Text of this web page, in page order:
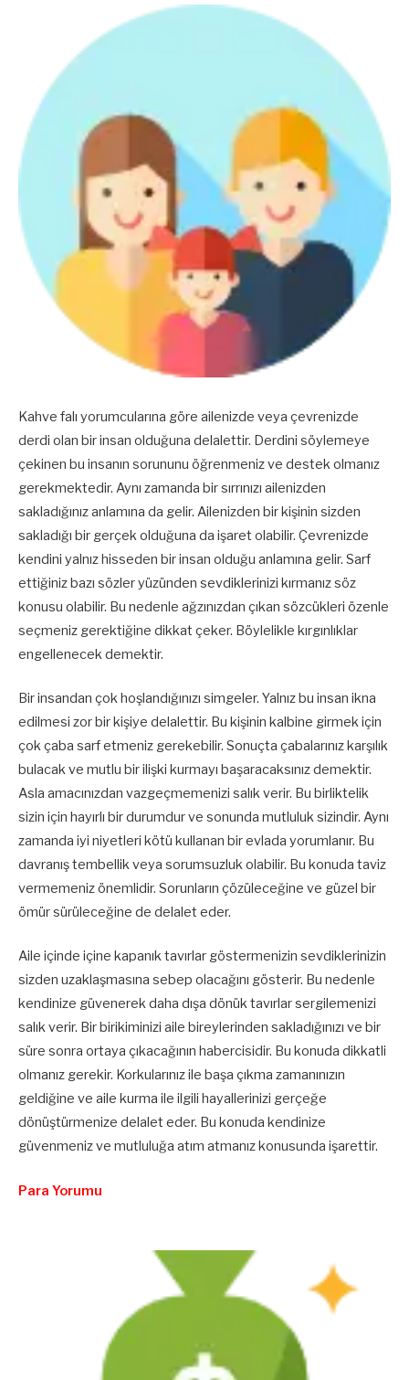
Kahve falı yorumcularına göre ailenizde veya çevrenizde
derdi olan bir insan olduğuna delalettir. Derdini söylemeye
çekinen bu insanın sorununu öğrenmeniz ve destek olmanız
gerekmektedir. Aynı zamanda bir sırrınızı ailenizden
sakladığınız anlamına da gelir. Ailenizden bir kişinin sizden
sakladığı bir gerçek olduğuna da işaret olabilir. Çevrenizde
kendini yalnız hisseden bir insan olduğu anlamına gelir. Sarf
ettiğiniz bazı sözler yüzünden sevdiklerinizi kırmanız söz
konusu olabilir. Bu nedenle ağzınızdan çıkan sözcükleri özenle
seçmeniz gerektiğine dikkat çeker. Böylelikle kırgınlıklar
engellenecek demektir.
Bir insandan çok hoşlandığınızı simgeler. Yalnız bu insan ikna
edilmesi zor bir kişiye delalettir. Bu kişinin kalbine girmek için
çok çaba sarf etmeniz gerekebilir. Sonuçta çabalarınız karşılık
bulacak ve mutlu bir ilişki kurmayı başaracaksınız demektir.
Asla amacınızdan vazgeçmemenizi salık verir. Bu birliktelik
sizin için hayırlı bir durumdur ve sonunda mutluluk sizindir. Aynı
zamanda iyi niyetleri kötü kullanan bir evlada yorumlanır. Bu
davranış tembellik veya sorumsuzluk olabilir. Bu konuda taviz
vermemeniz önemlidir. Sorunların çözüleceğine ve güzel bir
ömür sürüleceğine de delalet eder.
Aile içinde içine kapanık tavırlar göstermenizin sevdiklerinizin
sizden uzaklaşmasına sebep olacağını gösterir. Bu nedenle
kendinize güvenerek daha dışa dönük tavırlar sergilemenizi
salık verir. Bir birikiminizi aile bireylerinden sakladığınızı ve bir
süre sonra ortaya çıkacağının habercisidir. Bu konuda dikkatli
olmanız gerekir. Korkularınız ile başa çıkma zamanınızın
geldiğine ve aile kurma ile ilgili hayallerinizi gerçeğe
dönüştürmenize delalet eder. Bu konuda kendinize
güvenmeniz ve mutluluğa atım atmanız konusunda işarettir.
Para Yorumu